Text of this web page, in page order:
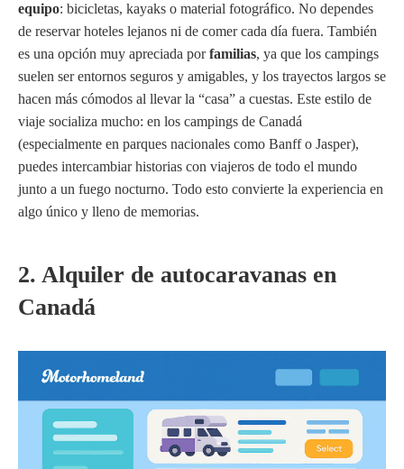
equipo: bicicletas, kayaks o material fotográfico. No dependes
de reservar hoteles lejanos ni de comer cada día fuera. También
es una opción muy apreciada porfamilias, ya que los campings
suelen ser entornos seguros y amigables, y los trayectos largos se
hacen más cómodos al llevar la “casa” a cuestas. Este estilo de
viaje socializa mucho: en los campings de Canadá
(especialmente en parques nacionales como Banff o Jasper),
puedes intercambiar historias con viajeros de todo el mundo
junto a un fuego nocturno. Todo esto convierte la experiencia en
algo único y lleno de memorias.
2. Alquiler de autocaravanas en
Canadá